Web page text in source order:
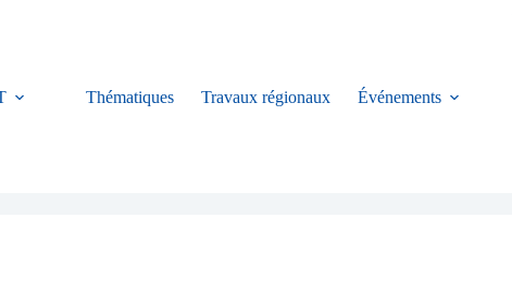
Thématiques Travaux régionaux Événements